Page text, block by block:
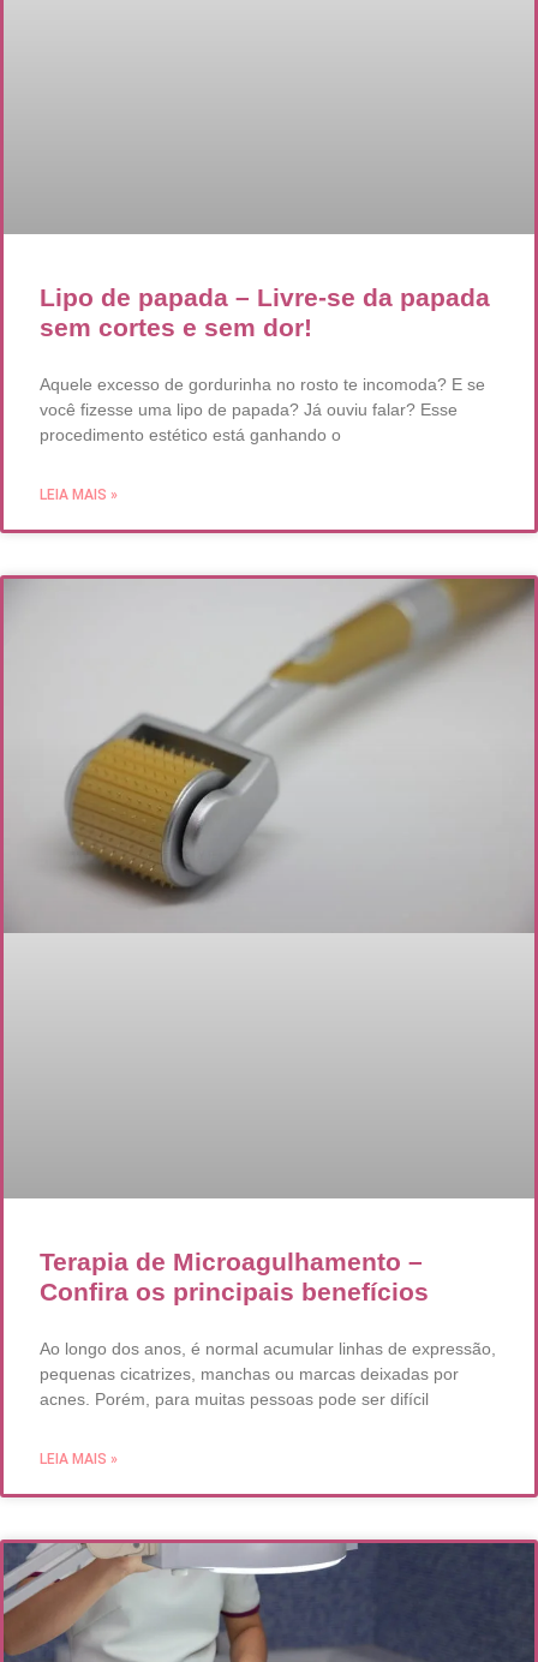
Lipo de papada – Livre-se da papada
sem cortes e sem dor!
Aquele excesso de gordurinha no rosto te incomoda? E se
você fizesse uma lipo de papada? Já ouviu falar? Esse
procedimento estético está ganhando o
LEIA MAIS »
Terapia de Microagulhamento –
Confira os principais benefícios
Ao longo dos anos, é normal acumular linhas de expressão,
pequenas cicatrizes, manchas ou marcas deixadas por
acnes. Porém, para muitas pessoas pode ser difícil
LEIA MAIS »